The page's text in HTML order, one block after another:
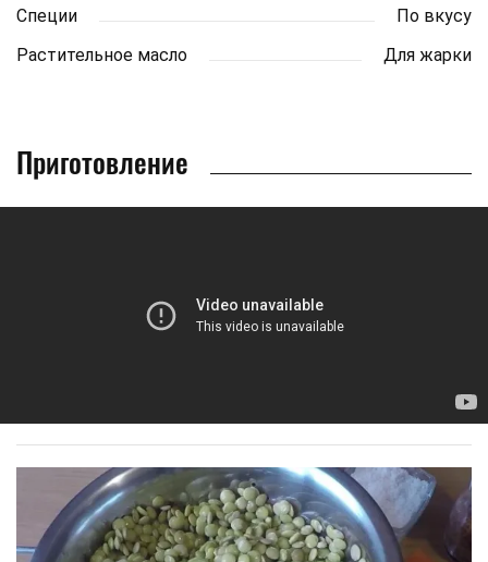
Специи
По вкусу
Растительное масло
Для жарки
Приготовление